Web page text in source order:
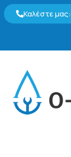
Καλέστε